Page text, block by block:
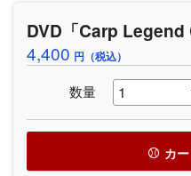
DVD「Carp Legend
4,400 円（税込）
数量
カ